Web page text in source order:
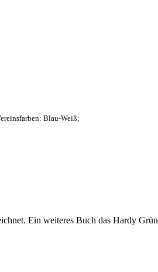
Blau-Weiß;
Ein weiteres Buch das Hardy